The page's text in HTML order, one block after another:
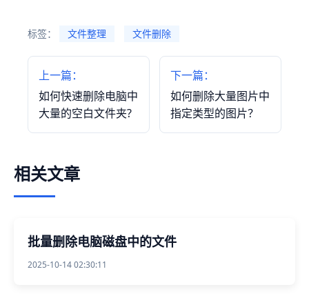
标签： 文件整理 文件删除
上一篇：
如何快速删除电脑中
大量的空白文件夹?
下一篇：
如何删除大量图片中
指定类型的图片？
相关文章
批量删除电脑磁盘中的文件
2025-10-14 02:30:11